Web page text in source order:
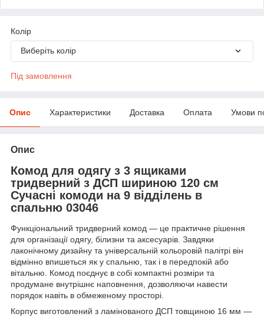
Колір
Виберіть колір
Під замовлення
Опис Характеристики Доставка Оплата Умови
Опис
Комод для одягу з 3 ящиками
тридверний з ДСП шириною 120 см
Сучасні комоди на 9 відділень в
спальню 03046
Функціональний тридверний комод — це практичне рішення
для організації одягу, білизни та аксесуарів. Завдяки
лаконічному дизайну та універсальній кольоровій палітрі він
відмінно впишеться як у спальню, так і в передпокій або
вітальню. Комод поєднує в собі компактні розміри та
продумане внутрішнє наповнення, дозволяючи навести
порядок навіть в обмеженому просторі.
Корпус виготовлений з ламінованого ДСП товщиною 16 мм —